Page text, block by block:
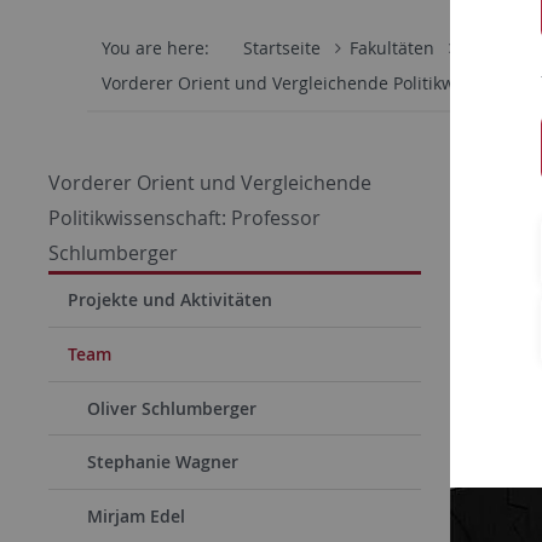
You are here: Startseite Fakultäten
Vorderer Orient und Vergleichende
Vorderer Orient und Vergleichende
Politikwissenschaft: Professor
Schlumberger
Projekte und Aktivitäten
Team
Oliver Schlumberger
Stephanie Wagner
Mirjam Edel